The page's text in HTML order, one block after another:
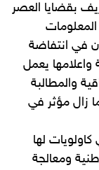
بقضايا العصر
في انتفاضة
يعمل
والمطالبة
زال مؤثر في
كاولويات لها
ومعالجة